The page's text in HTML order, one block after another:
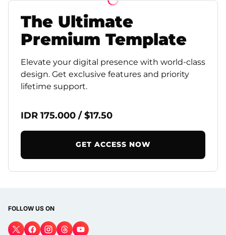
The Ultimate
Premium Template
Elevate your digital presence with world-class
design. Get exclusive features and priority
lifetime support.
IDR 175.000 / $17.50
GET ACCESS NOW
FOLLOW US ON